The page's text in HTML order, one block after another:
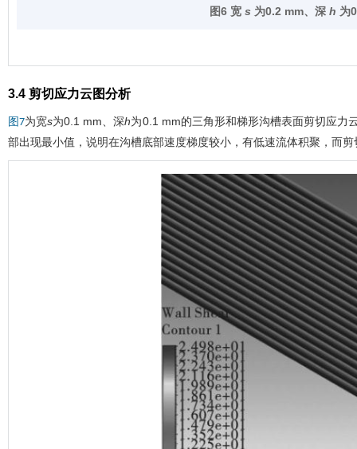
图6 宽 s 为0.2 mm、深 h 为
3.4 剪切应力云图分析
图7为宽s为0.1 mm、深h为0.1 mm的三角形和梯形沟槽表面剪切应力
部出现最小值，说明在沟槽底部速度梯度较小，有低速流体积聚，而